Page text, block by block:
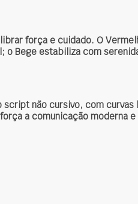
força e cuidado. O
o Bege estabiliza com
não cursivo, com
a comunicação moderna